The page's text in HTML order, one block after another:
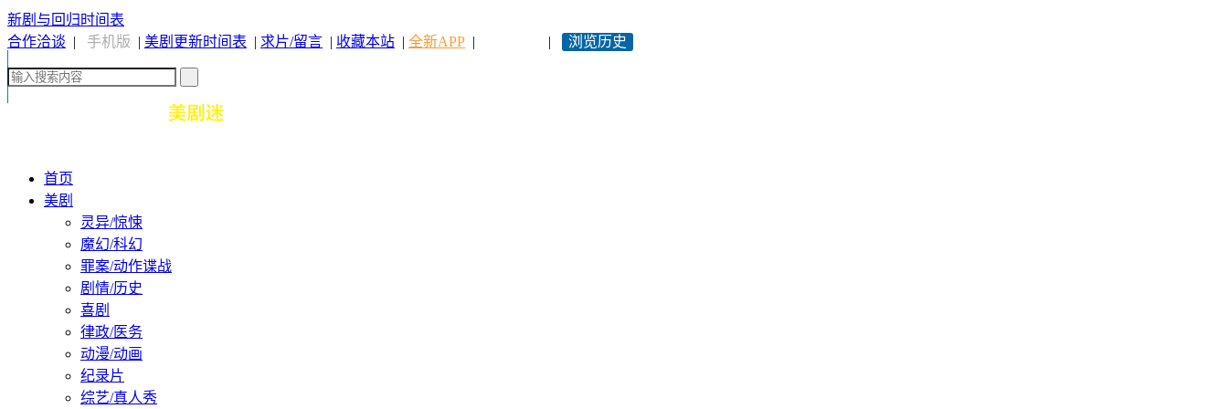
新剧与回归时间表
合作洽谈 | 手机版 | 美剧更新时间表 | 求片/留言 | 收藏本站 | 全新APP | | 浏览历史
首页
美剧
灵异/惊悚
魔幻/科幻
罪案/动作谍战
剧情/历史
喜剧
律政/医务
动漫/动画
纪录片
综艺/真人秀